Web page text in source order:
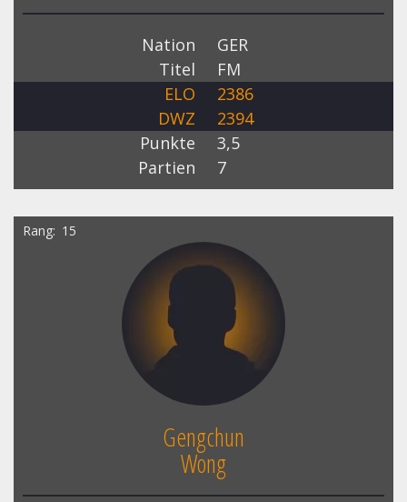
Nation
GER
Titel
FM
ELO
2386
DWZ
2394
Punkte
3,5
Partien
7
Rang 15
Gengchun
Wong